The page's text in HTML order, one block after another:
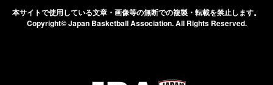
本サイトで使用している文章・画像等の無断での複製・転載を禁止します。
Copyright© Japan Basketball Association.All Rights Reserved.